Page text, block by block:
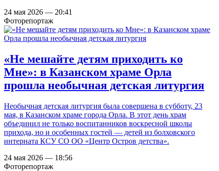
24 мая 2026 — 20:41
Фоторепортаж
«Не мешайте детям приходить ко
Мне»: в Казанском храме Орла
прошла необычная детская литургия
Необычная детская литургия была совершена в субботу, 23
мая, в Казанском храме города Орла. В этот день храм
объединил не только воспитанников воскресной школы
прихода, но и особенных гостей — детей из болховского
интерната КСУ СО ОО «Центр Остров детства».
24 мая 2026 — 18:56
Фоторепортаж